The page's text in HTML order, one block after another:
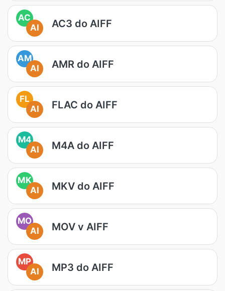
AC
AI
AC3 do AIFF
AM
AI
AMR do AIFF
FL
AI
FLAC do AIFF
M4
AI
M4A do AIFF
MK
AI
MKV do AIFF
MO
AI
MOV v AIFF
MP
AI
MP3 do AIFF